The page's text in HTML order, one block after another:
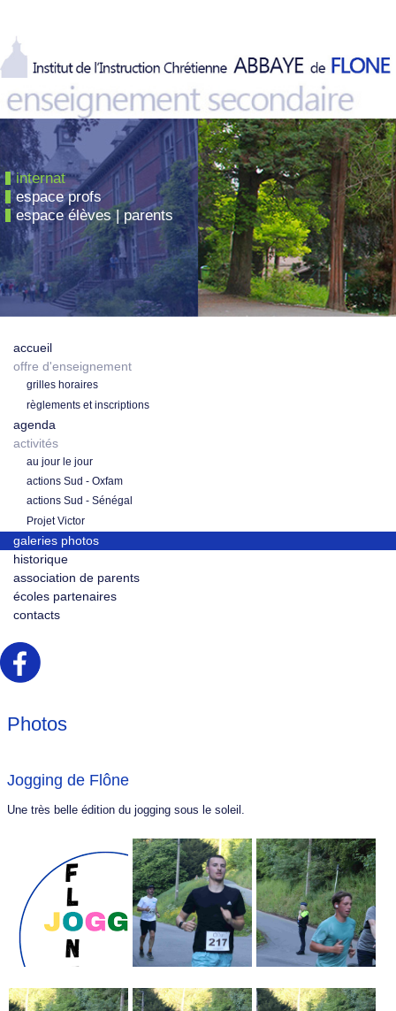
internat
espace profs
espace élèves | parents
accueil
offre d'enseignement
grilles horaires
règlements et inscriptions
agenda
activités
au jour le jour
actions Sud - Oxfam
actions Sud - Sénégal
Projet Victor
galeries photos
historique
association de parents
écoles partenaires
contacts
Photos
Jogging de Flône
Une très belle édition du jogging sous le soleil.